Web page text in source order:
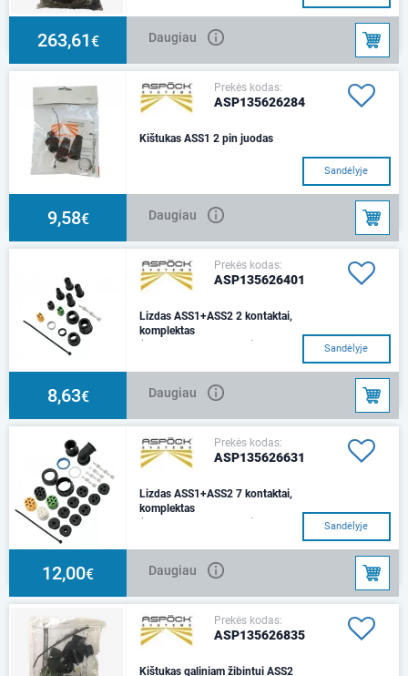
263,61€ Daugiau
Prekės kodas:
ASP135626284
Kištukas ASS1 2 pin juodas
Sandėlyje
9,58€ Daugiau
Prekės kodas:
ASP135626401
Lizdas ASS1+ASS2 2 kontaktai,
komplektas
(135626261+1356263)
Sandėlyje
8,63€ Daugiau
Prekės kodas:
ASP135626631
Lizdas ASS1+ASS2 7 kontaktai,
komplektas
(135626941+1356269)
Sandėlyje
12,00€ Daugiau
Prekės kodas:
ASP135626835
Kištukas galiniam žibintui ASS2